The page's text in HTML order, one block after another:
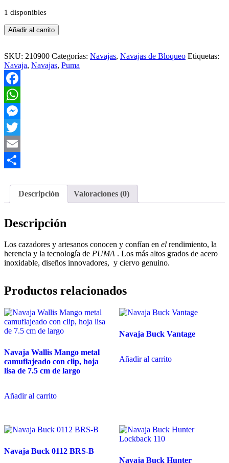
1 disponibles
Navaja
Puma
Lockback
cantidad
Añadir al carrito
SKU: 210900 Categorías: Navajas, Navajas de Bloqueo Etiquetas:
Navaja, Navajas, Puma
Facebook
WhatsApp
Messenger
Twitter
Email
Descripción
Valoraciones (0)
Descripción
Los cazadores y artesanos conocen y confían en el rendimiento, la
herencia y la tecnología de PUMA . Los más altos grados de acero
inoxidable, diseños innovadores, y ciervo genuino.
Productos relacionados
Navaja Wallis Mango metal
camuflajeado con clip, hoja
lisa de 7.5 cm de largo
Añadir al carrito
Navaja Buck Vantage
Añadir al carrito
Navaja Buck 0112 BRS-B
Navaja Buck Hunter